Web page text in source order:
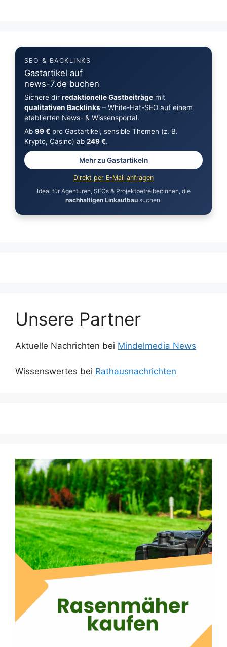
SEO & BACKLINKS
Gastartikel auf
news-7.de buchen
Sichere dir redaktionelle Gastbeiträgemit
qualitativen Backlinks– White-Hat-SEO auf einem
etablierten News- & Wissensportal.
Ab 99 €pro Gastartikel, sensible Themen (z. B.
Krypto, Casino) ab 249 €.
Mehr zu Gastartikeln
Direkt per E-Mail anfragen
Ideal für Agenturen, SEOs & Projektbetreiber:innen, die
nachhaltigen Linkaufbau suchen.
Unsere Partner
Aktuelle Nachrichten bei Mindelmedia News
Wissenswertes bei Rathausnachrichten